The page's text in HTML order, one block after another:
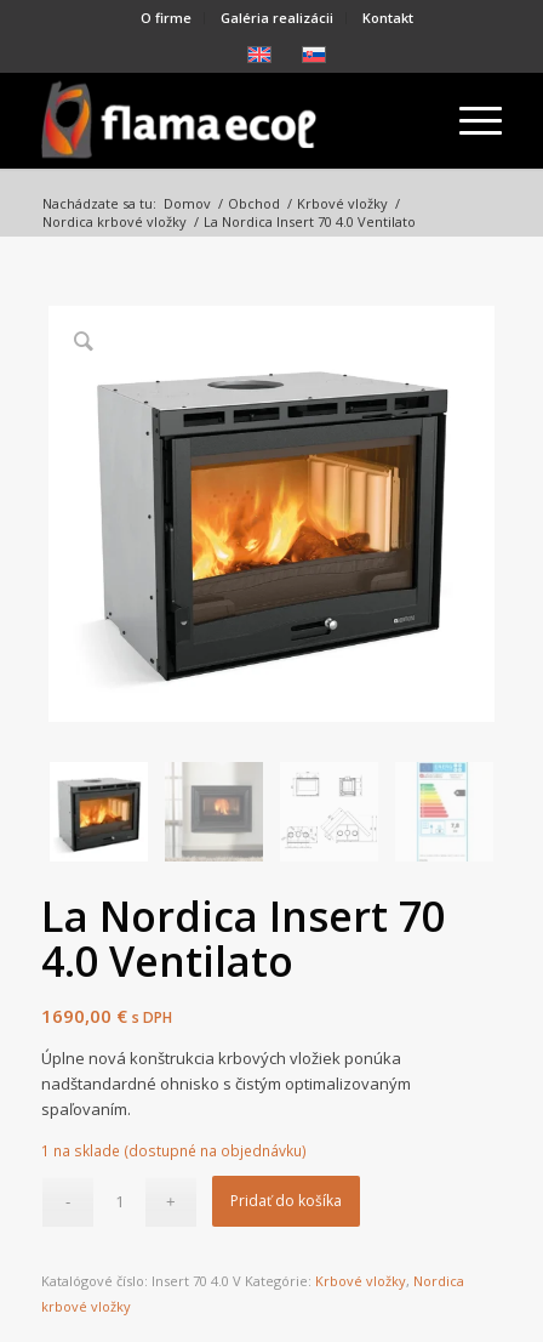
O firme Galéria realizácii Kontakt
Nachádzate sa tu: Domov / Obchod / Krbové vložky /
Nordica krbové vložky / La Nordica Insert 70 4.0 Ventilato
La Nordica Insert 70
4.0 Ventilato
1690,00 € s DPH
Úplne nová konštrukcia krbových vložiek ponúka
nadštandardné ohnisko s čistým optimalizovaným
spaľovaním.
1 na sklade (dostupné na objednávku)
Pridať do košíka
Katalógové číslo: Insert 70 4.0 V Kategórie: Krbové vložky, Nordica
krbové vložky